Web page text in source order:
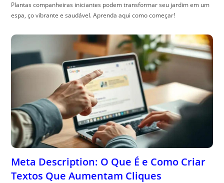
Plantas companheiras iniciantes podem transformar seu jardim em um
espa, ço vibrante e saudável. Aprenda aqui como começar!
Meta Description: O Que É e Como Criar
Textos Que Aumentam Cliques